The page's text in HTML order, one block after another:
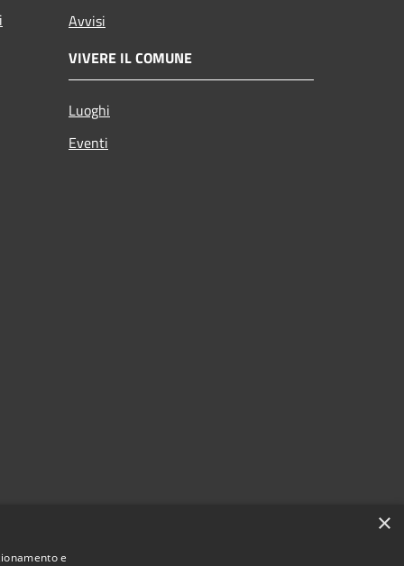
Avvisi
VIVERE IL COMUNE
Luoghi
Eventi
×
e